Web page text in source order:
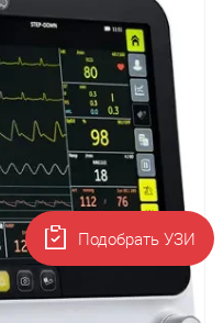
Подобрать УЗИ